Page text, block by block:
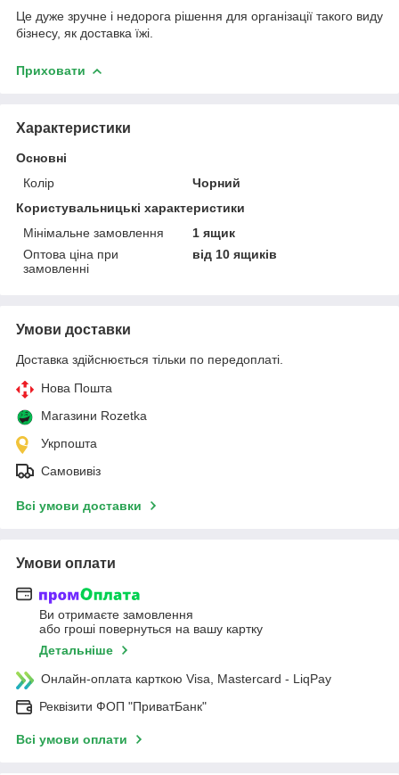
Це дуже зручне і недорога рішення для організації такого виду
бізнесу, як доставка їжі.
Приховати
Характеристики
Основні
Колір
Чорний
Користувальницькі характеристики
Мінімальне замовлення
1 ящик
Оптова ціна при
замовленні
від 10 ящиків
Умови доставки
Доставка здійснюється тільки по передоплаті.
Нова Пошта
Магазини Rozetka
Укрпошта
Самовивіз
Всі умови доставки
Умови оплати
Ви отримаєте замовлення
або гроші повернуться на вашу картку
Детальніше
Онлайн-оплата карткою Visa, Mastercard - LiqPay
Реквізити ФОП "ПриватБанк"
Всі умови оплати